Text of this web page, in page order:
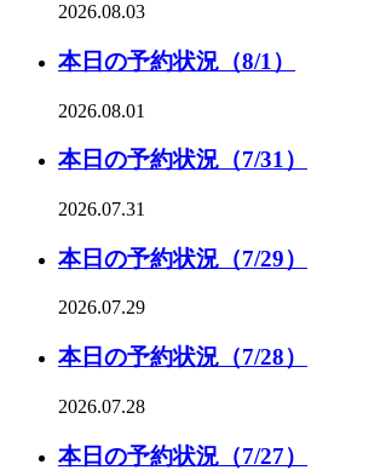
2026.08.03
本日の予約状況（8/1）
2026.08.01
本日の予約状況（7/31）
2026.07.31
本日の予約状況（7/29）
2026.07.29
本日の予約状況（7/28）
2026.07.28
本日の予約状況（7/27）